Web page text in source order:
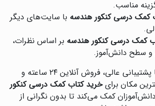
مناسب.
کمک درسی کنکور هندسه با سایت‌های دیگر
کمک درسی کنکور هندسه بر اساس نظرات،
سطح دانش‌آموز.
با پشتیبانی عالی، فروش آنلاین ۲۴ ساعته و
مکان برایخرید کتاب کمک درسی کنکور
کمک می‌کند تا بدون نگرانی از